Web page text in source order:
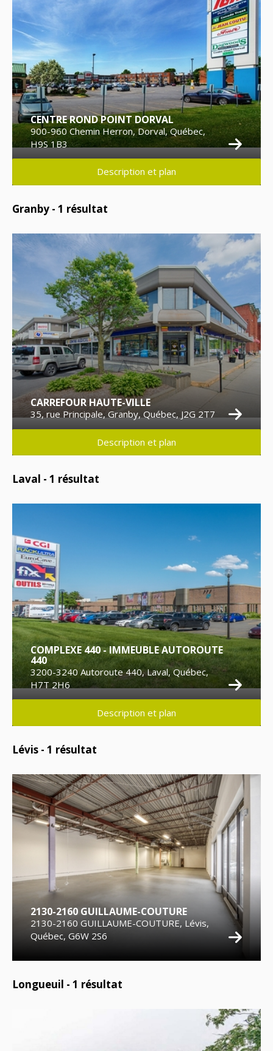
CENTRE ROND POINT DORVAL
900-960 Chemin Herron, Dorval, Québec,
H9S 1B3
Description et plan
Granby - 1 résultat
CARREFOUR HAUTE-VILLE
35, rue Principale, Granby, Québec, J2G 2T7
Description et plan
Laval - 1 résultat
COMPLEXE 440 - IMMEUBLE AUTOROUTE
440
3200-3240 Autoroute 440, Laval, Québec,
H7T 2H6
Description et plan
Lévis - 1 résultat
2130-2160 GUILLAUME-COUTURE
2130-2160 GUILLAUME-COUTURE, Lévis,
Québec, G6W 2S6
Longueuil - 1 résultat